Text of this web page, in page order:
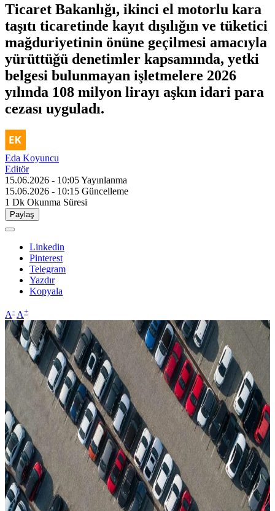
Ticaret Bakanlığı, ikinci el motorlu kara
taşıtı ticaretinde kayıt dışılığın ve tüketici
mağduriyetinin önüne geçilmesi amacıyla
yürüttüğü denetimler kapsamında, yetki
belgesi bulunmayan işletmelere 2026
yılında 108 milyon lirayı aşkın idari para
cezası uyguladı.
Eda Koyuncu
Editör
15.06.2026 - 10:05Yayınlanma
15.06.2026 - 10:15 Güncelleme
1 Dk Okunma Süresi
Paylaş
Linkedin
Pinterest
Telegram
Yazdır
Kopyala
A- A+